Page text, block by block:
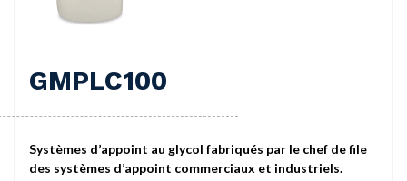
GMPLC100
Systèmes d’appoint au glycol fabriqués par le chef de file
des systèmes d’appoint commerciaux et industriels.